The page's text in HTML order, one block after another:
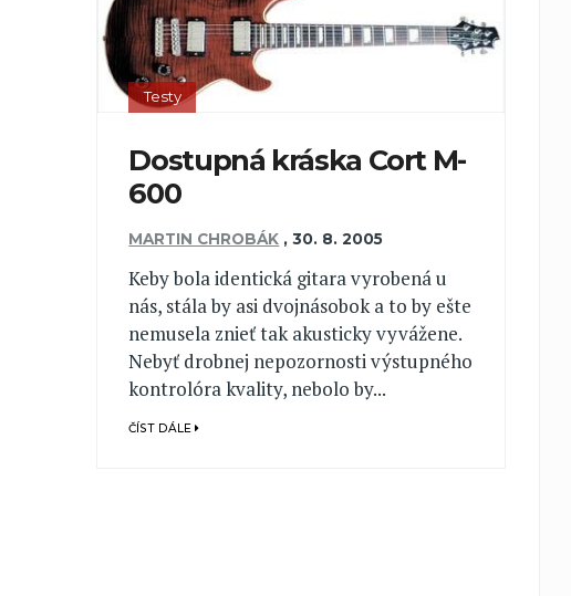
Testy
Dostupná kráska Cort M-
600
MARTIN CHROBÁK ,30. 8. 2005
Keby bola identická gitara vyrobená u
nás, stála by asi dvojnásobok a to by ešte
nemusela znieť tak akusticky vyvážene.
Nebyť drobnej nepozornosti výstupného
kontrolóra kvality, nebolo by...
ČÍST DÁLE